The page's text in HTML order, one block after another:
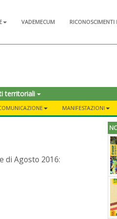
VADEMECUM RICONOSCIMENTI
territoriali
MANIFESTAZIONI
di Agosto 2016: